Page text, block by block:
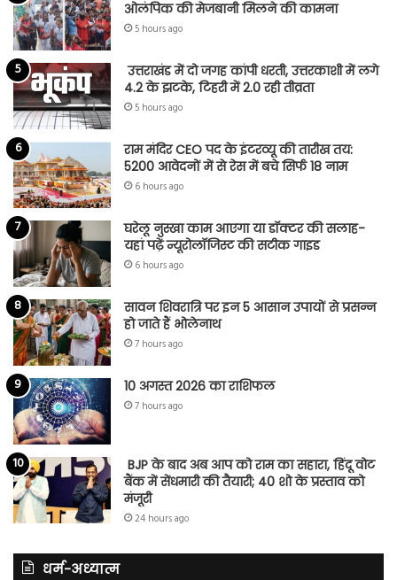
ओलंपिक की मेजबानी मिलने की कामना
5 hours ago
उत्तराखंड में दो जगह कांपी धरती, उत्तरकाशी में लगे
4.2 के झटके, टिहरी में 2.0 रही तीव्रता
5 hours ago
राम मंदिर CEO पद के इंटरव्यू की तारीख तय:
5200 आवेदनों में से रेस में बचे सिर्फ 18 नाम
6 hours ago
घरेलू नुस्खा काम आएगा या डॉक्टर की सलाह-
यहां पढ़ें न्यूरोलॉजिस्ट की सटीक गाइड
6 hours ago
सावन शिवरात्रि पर इन 5 आसान उपायों से प्रसन्न
हो जाते हैं भोलेनाथ
7 hours ago
10 अगस्त 2026 का राशिफल
7 hours ago
BJP के बाद अब आप को राम का सहारा, हिंदू वोट
बैंक में सेंधमारी की तैयारी; 40 शो के प्रस्ताव को
मंजूरी
24 hours ago
धर्म-अध्यात्म